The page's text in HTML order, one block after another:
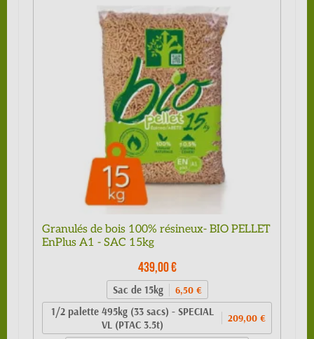
Granulés de bois 100% résineux- BIO PELLET
EnPlus A1 - SAC 15kg
439,00 €
Sac de 15kg 6,50 €
1/2 palette 495kg (33 sacs) - SPECIAL
VL (PTAC 3.5t)
209,00 €